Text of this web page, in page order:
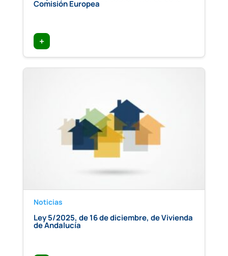
Comisión Europea
+
Noticias
Ley 5/2025, de 16 de diciembre, de Vivienda
de Andalucía